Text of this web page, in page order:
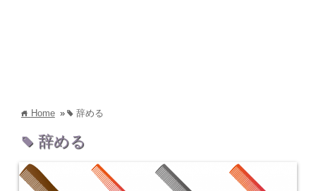
home Home » tag 辞める
tag 辞める